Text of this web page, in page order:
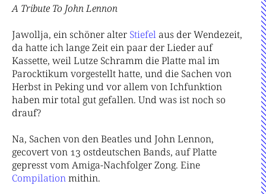
A Tribute To John Lennon
Jawollja, ein schöner alter Stiefelaus der Wendezeit,
da hatte ich lange Zeit ein paar der Lieder auf
Kassette, weil Lutze Schramm die Platte mal im
Parocktikum vorgestellt hatte, und die Sachen von
Herbst in Peking und vor allem von Ichfunktion
haben mir total gut gefallen. Und was ist noch so
drauf?
Na, Sachen von den Beatles und John Lennon,
gecovert von 13 ostdeutschen Bands, auf Platte
gepresst vom Amiga-Nachfolger Zong. Eine
Compilationmithin.